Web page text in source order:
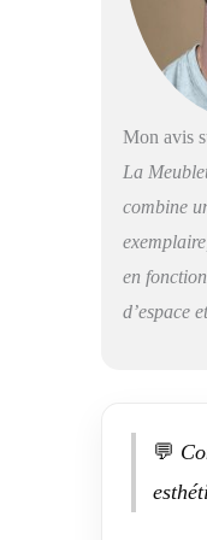
Mon avis
La
combine
en
d’espace
💬